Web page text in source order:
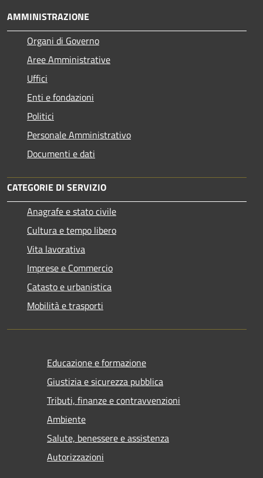
AMMINISTRAZIONE
Organi di Governo
Aree Amministrative
Uffici
Enti e fondazioni
Politici
Personale Amministrativo
Documenti e dati
CATEGORIE DI SERVIZIO
Anagrafe e stato civile
Cultura e tempo libero
Vita lavorativa
Imprese e Commercio
Catasto e urbanistica
Mobilità e trasporti
Educazione e formazione
Giustizia e sicurezza pubblica
Tributi, finanze e contravvenzioni
Ambiente
Salute, benessere e assistenza
Autorizzazioni